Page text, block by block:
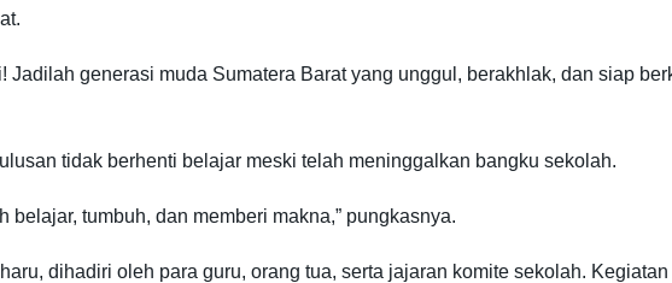
generasi muda Sumatera Barat yang unggul, berakhlak, dan siap
tidak berhenti belajar meski telah meninggalkan bangku sekolah.
tumbuh, dan memberi makna,” pungkasnya.
dihadiri oleh para guru, orang tua, serta jajaran komite sekolah.